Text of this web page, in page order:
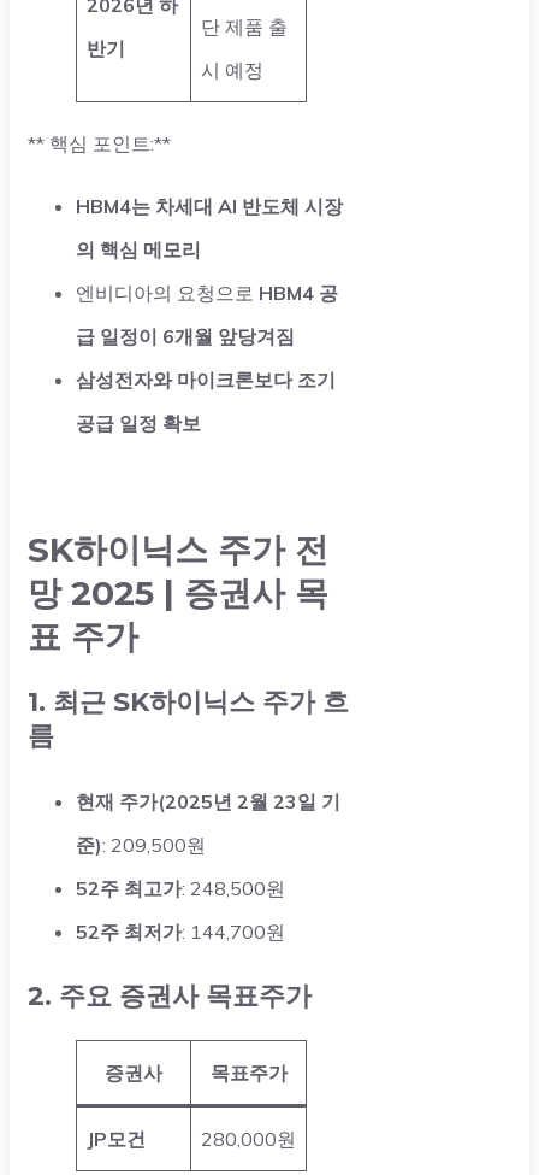
반기
단 제품 출
시 예정
** 핵심 포인트:**
HBM4는 차세대 AI 반도체 시장
의 핵심 메모리
엔비디아의 요청으로 HBM4 공
급 일정이 6개월 앞당겨짐
삼성전자와 마이크론보다 조기
공급 일정 확보
SK하이닉스 주가 전
망 2025 | 증권사 목
표 주가
1. 최근 SK하이닉스 주가 흐
름
현재 주가(2025년 2월 23일 기
준): 209,500원
52주 최고가: 248,500원
52주 최저가: 144,700원
2. 주요 증권사 목표주가
증권사 목표주가
JP모건 280,000원